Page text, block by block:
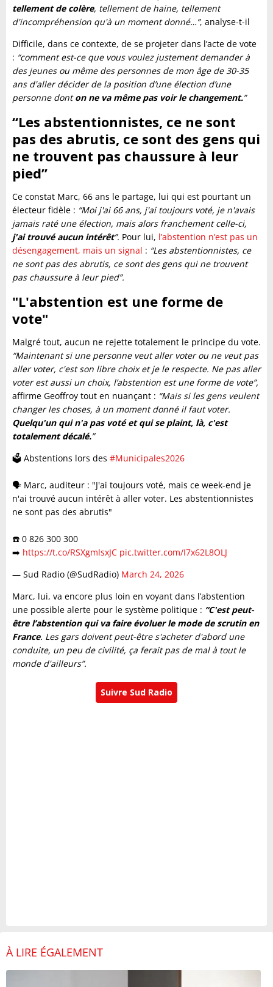
tellement de colère, tellement de haine, tellement
d'incompréhension qu'à un moment donné…”, analyse-t-il
Difficile, dans ce contexte, de se projeter dans l’acte de vote
: “comment est-ce que vous voulez justement demander à
des jeunes ou même des personnes de mon âge de 30-35
ans d'aller décider de la position d’une élection d’une
personne donton ne va même pas voir le changement.”
“Les abstentionnistes, ce ne sont
pas des abrutis, ce sont des gens qui
ne trouvent pas chaussure à leur
pied”
Ce constat Marc, 66 ans le partage, lui qui est pourtant un
électeur fidèle : “Moi j'ai 66 ans, j'ai toujours voté, je n'avais
jamais raté une élection, mais alors franchement celle-ci,
j'ai trouvé aucun intérêt”. Pour lui, l’abstention n’est pas un
désengagement, mais un signal : “Les abstentionnistes, ce
ne sont pas des abrutis, ce sont des gens qui ne trouvent
pas chaussure à leur pied”.
"L'abstention est une forme de
vote"
Malgré tout, aucun ne rejette totalement le principe du vote.
“Maintenant si une personne veut aller voter ou ne veut pas
aller voter, c'est son libre choix et je le respecte. Ne pas aller
voter est aussi un choix, l’abstention est une forme de vote”,
affirme Geoffroy tout en nuançant : “Mais si les gens veulent
changer les choses, à un moment donné il faut voter.
Quelqu'un qui n'a pas voté et qui se plaint, là, c'est
totalement décalé.”
🗳️ Abstentions lors des #Municipales2026
🗣️ Marc, auditeur : "J'ai toujours voté, mais ce week-end je
n'ai trouvé aucun intérêt à aller voter. Les abstentionnistes
ne sont pas des abrutis"
☎️ 0 826 300 300
➡️ https://t.co/RSXgmlsxJC pic.twitter.com/I7x62L8OLJ
— Sud Radio (@SudRadio) March 24, 2026
Marc, lui, va encore plus loin en voyant dans l’abstention
une possible alerte pour le système politique : “C'est peut-
être l’abstention qui va faire évoluer le mode de scrutin en
France. Les gars doivent peut-être s'acheter d'abord une
conduite, un peu de civilité, ça ferait pas de mal à tout le
monde d'ailleurs”.
Suivre Sud Radio
À LIRE ÉGALEMENT